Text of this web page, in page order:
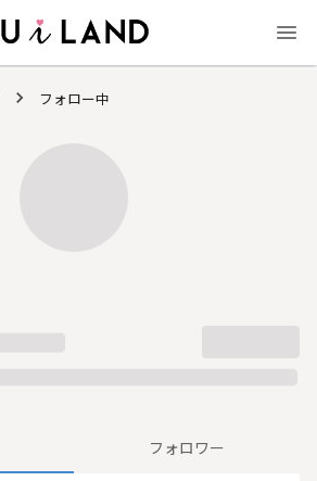
フォロー中
フォロワー